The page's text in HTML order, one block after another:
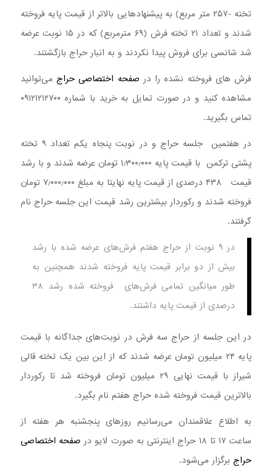
تخته -۲۵۷ متر مربع) به پیشنهادهایی بالاتر از قیمت پایه فروخته
شدند و تعداد ۲۱ تخته فرش (۶۹ مترمربع) که در ۱۵ نوبت عرضه
شد شانسی برای فروش پیدا نکردند و به انبار حراج بازگشتند.
فرش های فروخته نشده را در صفحه اختصاصی حراج می‌توانید
مشاهده کنید و در صورت تمایل به خرید با شماره ۰۹۱۲۱۲۱۲۷۰۰
تماس بگیرید.
در هفتمین جلسه حراج و در نوبت پنجاه یکم تعداد ۹ تخته
پشتی ترکمن با قیمت پایه ۱٫۳۰۰٫۰۰۰ تومان عرضه شدند و با رشد
قیمت ۴۳۸ درصدی از قیمت پایه نهایتا به مبلغ ۷٫۰۰۰٫۰۰۰ تومان
فروخته شدند و رکوردار بیشترین رشد قیمت این جلسه حراج نام
گرفتند.
در ۹ نوبت از حراج هفتم فرش‌های عرضه شده با رشد
بیش از دو برابر قیمت پایه فروخته شدند همچنین به
طور میانگین تمامی فرش‌های فروخته شده رشد ۳۸
درصدی از قیمت پایه داشتند.
در این جلسه از حراج سه فرش در نوبت‌های جداگانه با قیمت
پایه ۲۴ میلیون تومان عرضه شدند که از این بین یک تخته قالی
شیراز با قیمت نهایی ۲۹ میلیون تومان فروخته شد تا رکوردار
بالاترین قیمت فروخته شده حراج هفتم نام بگیرد.
به اطلاع علاقمندان می‌رسانیم روزهای پنجشنبه هر هفته از
ساعت ۱۷ تا ۱۸ حراج اینترنتی به صورت لایو در
صفحه اختصاصی
حراجبرگزار می‌شود.